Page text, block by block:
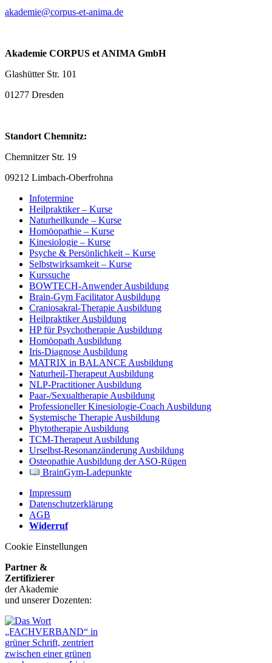
akademie@corpus-et-anima.de
Akademie CORPUS et ANIMA GmbH
Glashütter Str. 101
01277 Dresden
Standort Chemnitz:
Chemnitzer Str. 19
09212 Limbach-Oberfrohna
Infotermine
Heilpraktiker – Kurse
Naturheilkunde – Kurse
Homöopathie – Kurse
Kinesiologie – Kurse
Psyche & Persönlichkeit – Kurse
Selbstwirksamkeit – Kurse
Kurssuche
BOWTECH-Anwender Ausbildung
Brain-Gym Facilitator Ausbildung
Craniosakral-Therapie Ausbildung
Heilpraktiker Ausbildung
HP für Psychotherapie Ausbildung
Homöopath Ausbildung
Iris-Diagnose Ausbildung
MATRIX in BALANCE Ausbildung
Naturheil-Therapeut Ausbildung
NLP-Practitioner Ausbildung
Paar-/Sexualtherapie Ausbildung
Professioneller Kinesiologie-Coach Ausbildung
Systemische Therapie Ausbildung
Phytotherapie Ausbildung
TCM-Therapeut Ausbildung
Urselbst-Resonanzänderung Ausbildung
Osteopathie Ausbildung der ASO-Rügen
BrainGym-Ladepunkte
Impressum
Datenschutzerklärung
AGB
Widerruf
Cookie Einstellungen
Partner &
Zertifizierer
der Akademie
und unserer Dozenten: